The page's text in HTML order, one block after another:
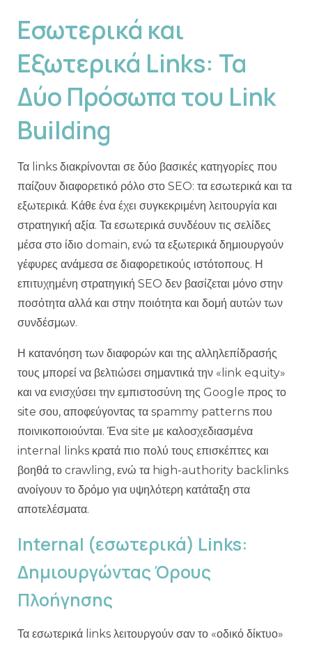
Εσωτερικά και
Εξωτερικά Links: Τα
Δύο Πρόσωπα του Link
Building
Τα links διακρίνονται σε δύο βασικές κατηγορίες που
παίζουν διαφορετικό ρόλο στο SEO: τα εσωτερικά και τα
εξωτερικά. Κάθε ένα έχει συγκεκριμένη λειτουργία και
στρατηγική αξία. Τα εσωτερικά συνδέουν τις σελίδες
μέσα στο ίδιο domain, ενώ τα εξωτερικά δημιουργούν
γέφυρες ανάμεσα σε διαφορετικούς ιστότοπους. Η
επιτυχημένη στρατηγική SEO δεν βασίζεται μόνο στην
ποσότητα αλλά και στην ποιότητα και δομή αυτών των
συνδέσμων.
Η κατανόηση των διαφορών και της αλληλεπίδρασής
τους μπορεί να βελτιώσει σημαντικά την «link equity»
και να ενισχύσει την εμπιστοσύνη της Google προς το
site σου, αποφεύγοντας τα spammy patterns που
ποινικοποιούνται. Ένα site με καλοσχεδιασμένα
internal links κρατά πιο πολύ τους επισκέπτες και
βοηθά το crawling, ενώ τα high-authority backlinks
ανοίγουν το δρόμο για υψηλότερη κατάταξη στα
αποτελέσματα.
Internal (εσωτερικά) Links:
Δημιουργώντας Όρους
Πλοήγησης
Τα εσωτερικά links λειτουργούν σαν το «οδικό δίκτυο»